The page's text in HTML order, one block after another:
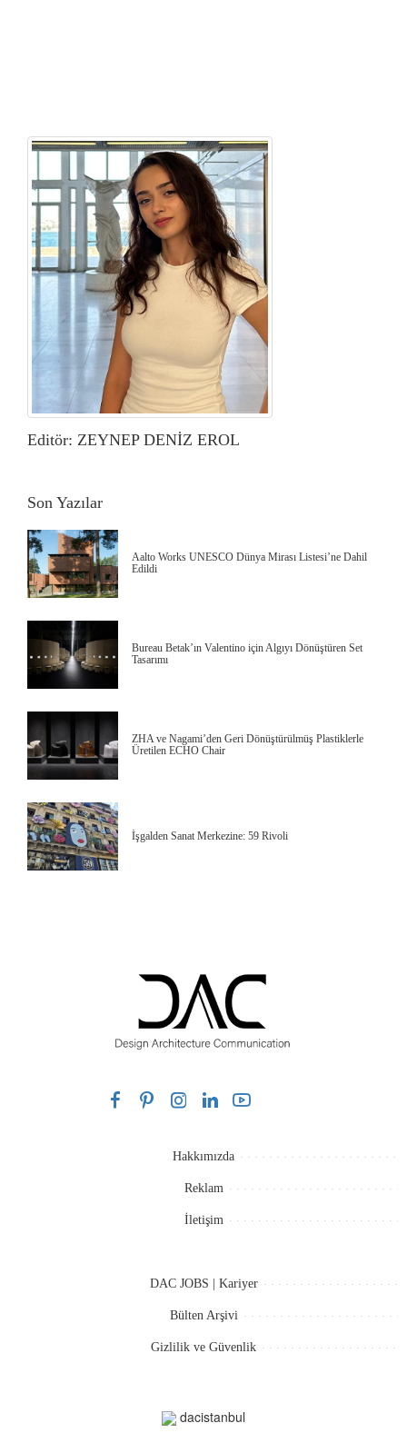
Editör: ZEYNEP DENİZ EROL
Son Yazılar
Aalto Works UNESCO Dünya Mirası Listesi’ne Dahil
Edildi
Bureau Betak’ın Valentino için Algıyı Dönüştüren Set
Tasarımı
ZHA ve Nagami’den Geri Dönüştürülmüş Plastiklerle
Üretilen ECHO Chair
İşgalden Sanat Merkezine: 59 Rivoli
Hakkımızda
Reklam
İletişim
DAC JOBS | Kariyer
Bülten Arşivi
Gizlilik ve Güvenlik
dacistanbul